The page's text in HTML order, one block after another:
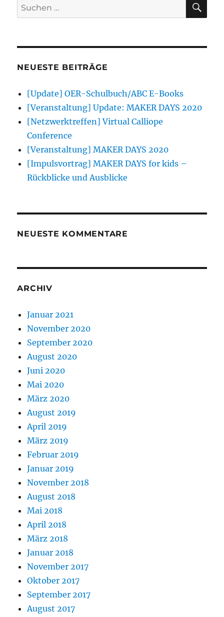
Suchen
nach:
NEUESTE BEITRÄGE
[Update] OER-Schulbuch/ABC E-Books
[Veranstaltung] Update: MAKER DAYS 2020
[Netzwerktreffen] Virtual Calliope
Conference
[Veranstaltung] MAKER DAYS 2020
[Impulsvortrag] MAKER DAYS for kids –
Rückblicke und Ausblicke
NEUESTE KOMMENTARE
ARCHIV
Januar 2021
November 2020
September 2020
August 2020
Juni 2020
Mai 2020
März 2020
August 2019
April 2019
März 2019
Februar 2019
Januar 2019
November 2018
August 2018
Mai 2018
April 2018
März 2018
Januar 2018
November 2017
Oktober 2017
September 2017
August 2017